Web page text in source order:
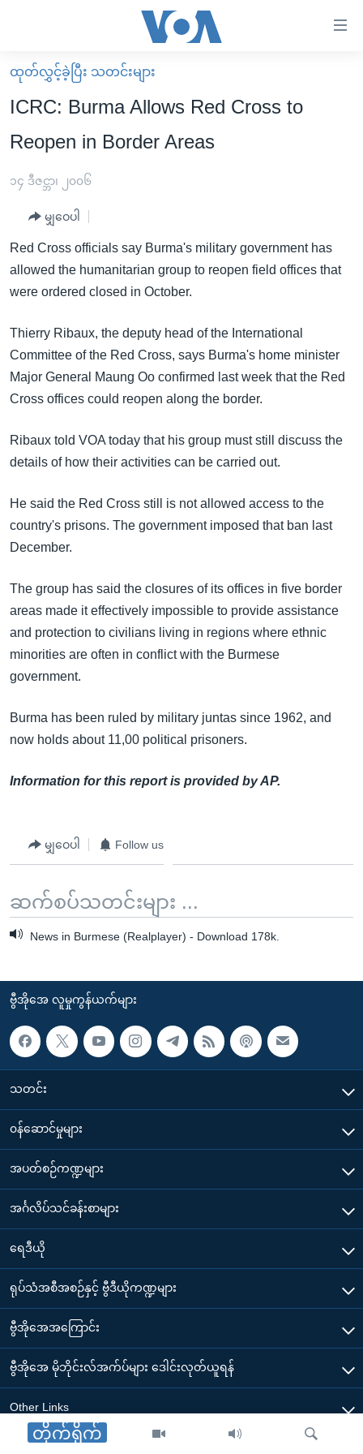
လွယ်ကူ
စေ
သည့်
များ
သို့
ကျော်
ရန်
ရှာဖွေ
ရန်
သို့
ကျော်
ရန်
မူလစာမျက်နှာ
မြန်မာ
ကမ္ဘာ့သတင်းများ
နိုင်ငံတကာ
ဗွီဒီယို
ရပ်ဝန်းတခု လမ်းတခု အလွန်
အမေရိကန်သုံးအီဒီယံ
ရုပ်ရှင်ထဲက အင်္ဂလိပ်စာ
သုတပဒေသာ အင်္ဂလိပ်စာ
အပတ်စဉ်ကဏ္ဍများ
ရေဒီယို/တီဗွီအစီအစဉ်
Learning English
ဗွီအိုအေ လူမှုကွန်ယက်များ
ဘာသာစကားများ
တိုက်ရိုက်
ထုတ်လွှင့်ခဲ့ပြီး သတင်းများ
ICRC: Burma Allows Red Cross to
Reopen in Border Areas
၁၄ ဒီဇင္ဘာ၊ ၂၀၀၆
မျှဝေပါ
Red Cross officials say Burma's military government has
allowed the humanitarian group to reopen field offices that
were ordered closed in October.
Thierry Ribaux, the deputy head of the International
Committee of the Red Cross, says Burma's home minister
Major General Maung Oo confirmed last week that the Red
Cross offices could reopen along the border.
Ribaux told VOA today that his group must still discuss the
details of how their activities can be carried out.
He said the Red Cross still is not allowed access to the
country's prisons. The government imposed that ban last
December.
The group has said the closures of its offices in five border
areas made it effectively impossible to provide assistance
and protection to civilians living in regions where ethnic
minorities are often in conflict with the Burmese
government.
Burma has been ruled by military juntas since 1962, and
now holds about 11,00 political prisoners.
Information for this report is provided by AP.
မျှဝေပါ Follow us
ဆက်စပ်သတင်းများ ...
News in Burmese (Realplayer) - Download 178k.
ဗွီအိုအေ လူမှုကွန်ယက်များ
သတင်း
၀န်ဆောင်မှုများ
အပတ်စဉ်ကဏ္ဍများ
အင်္ဂလိပ်သင်ခန်းစာများ
ရေဒီယို
ရုပ်သံအစီအစဉ်နှင့် ဗွီဒီယိုကဏ္ဍများ
ဗွီအိုအေအကြောင်း
ဗွီအိုအေ မိုဘိုင်းလ်အက်ပ်များ ဒေါင်းလုတ်ယူရန်
Other Links